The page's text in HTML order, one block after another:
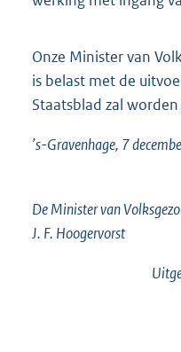
Onze Minister van
is belast met de
Staatsblad zal
’s-Gravenhage, 7
De Minister van
J. F. Hoogervorst